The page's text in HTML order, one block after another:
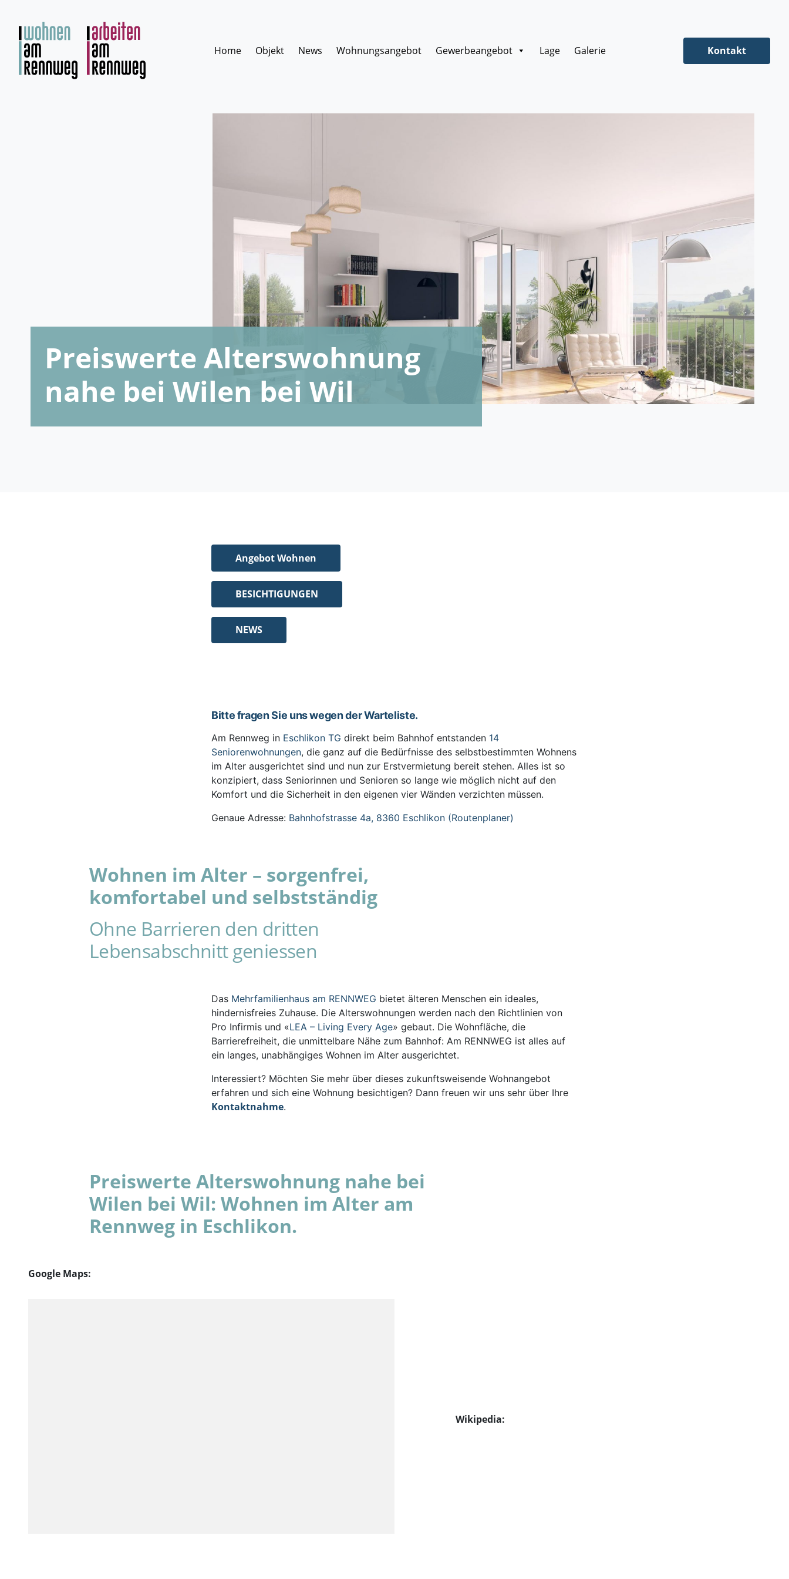
springen
Home
Objekt News Wohnungsangebot Gewerbeangebot Lage Galerie Kontakt
Preiswerte Alterswohnung
nahe bei Wilen bei Wil
Angebot Wohnen
BESICHTIGUNGEN
NEWS
Bitte fragen Sie uns wegen der Warteliste.
Am Rennweg in Eschlikon TG direkt beim Bahnhof entstanden 14
Seniorenwohnungen, die ganz auf die Bedürfnisse des selbstbestimmten Wohnens
im Alter ausgerichtet sind und nun zur Erstvermietung bereit stehen. Alles ist so
konzipiert, dass Seniorinnen und Senioren so lange wie möglich nicht auf den
Komfort und die Sicherheit in den eigenen vier Wänden verzichten müssen.
Genaue Adresse: Bahnhofstrasse 4a, 8360 Eschlikon (Routenplaner)
Wohnen im Alter – sorgenfrei,
komfortabel und selbstständig
Ohne Barrieren den dritten
Lebensabschnitt geniessen
Das Mehrfamilienhaus am RENNWEG bietet älteren Menschen ein ideales,
hindernisfreies Zuhause. Die Alterswohnungen werden nach den Richtlinien von
Pro Infirmis und «LEA – Living Every Age» gebaut. Die Wohnfläche, die
Barrierefreiheit, die unmittelbare Nähe zum Bahnhof: Am RENNWEG ist alles auf
ein langes, unabhängiges Wohnen im Alter ausgerichtet.
Interessiert? Möchten Sie mehr über dieses zukunftsweisende Wohnangebot
erfahren und sich eine Wohnung besichtigen? Dann freuen wir uns sehr über Ihre
Kontaktnahme.
Preiswerte Alterswohnung nahe bei
Wilen bei Wil: Wohnen im Alter am
Rennweg in Eschlikon.
Google Maps:
Wikipedia: